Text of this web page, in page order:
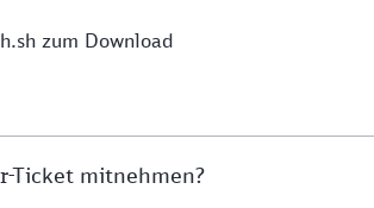
zum Download
Ticket mitnehmen?